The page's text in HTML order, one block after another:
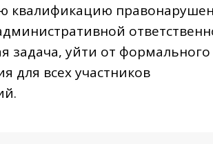
квалификацию
задача, уйти от формального
для всех участников